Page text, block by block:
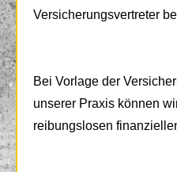
Versicherungsvertreter
Bei Vorlage der
unserer Praxis können
reibungslosen